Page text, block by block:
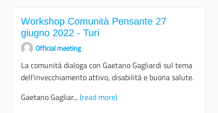
Workshop Comunità Pensante 27
giugno 2022 - Turi
Official meeting
La comunità dialoga con Gaetano Gagliardi sul tema
dell'invecchiamento attivo, disabilità e buona salute.
Gaetano Gagliar...(read more)